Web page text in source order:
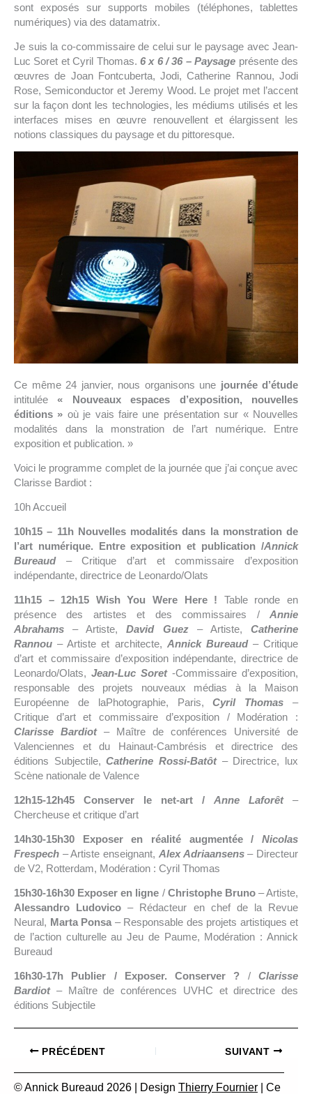
sont exposés sur supports mobiles (téléphones, tablettes
numériques) via des datamatrix.
Je suis la co-commissaire de celui sur le paysage avec Jean-
Luc Soret et Cyril Thomas. 6 x 6 / 36 – Paysage présente des
œuvres de Joan Fontcuberta, Jodi, Catherine Rannou, Jodi
Rose, Semiconductor et Jeremy Wood. Le projet met l’accent
sur la façon dont les technologies, les médiums utilisés et les
interfaces mises en œuvre renouvellent et élargissent les
notions classiques du paysage et du pittoresque.
Ce même 24 janvier, nous organisons une journée d’étude
intitulée« Nouveaux espaces d’exposition, nouvelles
éditions » où je vais faire une présentation sur « Nouvelles
modalités dans la monstration de l’art numérique. Entre
exposition et publication. »
Voici le programme complet de la journée que j’ai conçue avec
Clarisse Bardiot :
10h Accueil
10h15 – 11h Nouvelles modalités dans la monstration de
l’art numérique. Entre exposition et publication /Annick
Bureaud – Critique d’art et commissaire d’exposition
indépendante, directrice de Leonardo/Olats
11h15 – 12h15 Wish You Were Here ! Table ronde en
présence des artistes et des commissaires / Annie
Abrahams– Artiste,David Guez– Artiste,Catherine
Rannou – Artiste et architecte, Annick Bureaud – Critique
d’art et commissaire d’exposition indépendante, directrice de
Leonardo/Olats, Jean-Luc Soret -Commissaire d’exposition,
responsable des projets nouveaux médias à la Maison
Européenne de laPhotographie, Paris,Cyril Thomas –
Critique d’art et commissaire d’exposition / Modération :
Clarisse Bardiot– Maître de conférences Université de
Valenciennes et du Hainaut-Cambrésis et directrice des
éditions Subjectile,Catherine Rossi-Batôt– Directrice, lux
Scène nationale de Valence
12h15-12h45 Conserver le net-art / Anne Laforêt
–
Chercheuse et critique d’art
14h30-15h30 Exposer en réalité augmentée / Nicolas
Frespech – Artiste enseignant, Alex Adriaansens – Directeur
de V2, Rotterdam, Modération : Cyril Thomas
15h30-16h30 Exposer en ligne / Christophe Bruno– Artiste,
Alessandro Ludovico– Rédacteur en chef de la Revue
Neural, Marta Ponsa – Responsable des projets artistiques et
de l’action culturelle au Jeu de Paume, Modération : Annick
Bureaud
16h30-17h Publier / Exposer. Conserver ? /Clarisse
Bardiot – Maître de conférences UVHC et directrice des
éditions Subjectile
PRÉCÉDENT SUIVANT
© Annick Bureaud 2026 | Design Thierry Fournier | Ce